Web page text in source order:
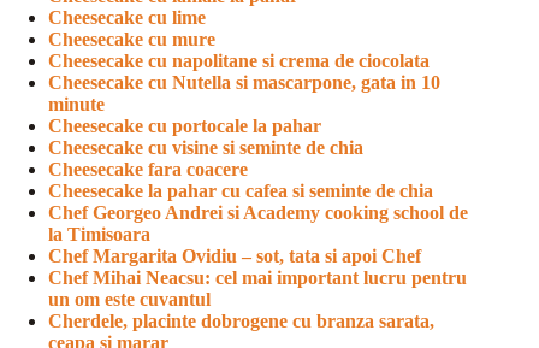
Cheesecake cu lime
Cheesecake cu mure
Cheesecake cu napolitane si crema de ciocolata
Cheesecake cu Nutella si mascarpone, gata in 10
minute
Cheesecake cu portocale la pahar
Cheesecake cu visine si seminte de chia
Cheesecake fara coacere
Cheesecake la pahar cu cafea si seminte de chia
Chef Georgeo Andrei si Academy cooking school de
la Timisoara
Chef Margarita Ovidiu – sot, tata si apoi Chef
Chef Mihai Neacsu: cel mai important lucru pentru
un om este cuvantul
Cherdele, placinte dobrogene cu branza sarata,
ceapa si marar